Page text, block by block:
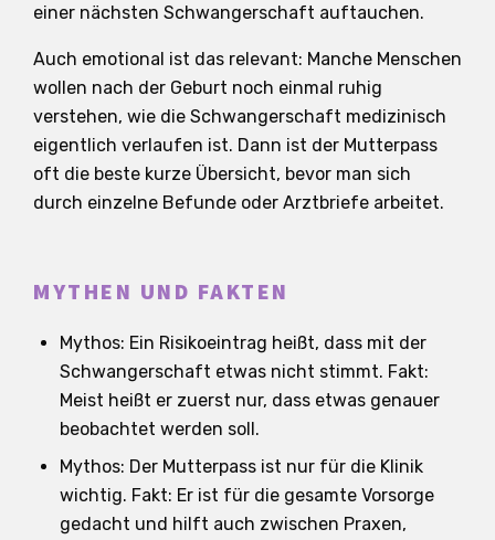
einer nächsten Schwangerschaft auftauchen.
Auch emotional ist das relevant: Manche Menschen
wollen nach der Geburt noch einmal ruhig
verstehen, wie die Schwangerschaft medizinisch
eigentlich verlaufen ist. Dann ist der Mutterpass
oft die beste kurze Übersicht, bevor man sich
durch einzelne Befunde oder Arztbriefe arbeitet.
MYTHEN UND FAKTEN
Mythos: Ein Risikoeintrag heißt, dass mit der
Schwangerschaft etwas nicht stimmt. Fakt:
Meist heißt er zuerst nur, dass etwas genauer
beobachtet werden soll.
Mythos: Der Mutterpass ist nur für die Klinik
wichtig. Fakt: Er ist für die gesamte Vorsorge
gedacht und hilft auch zwischen Praxen,